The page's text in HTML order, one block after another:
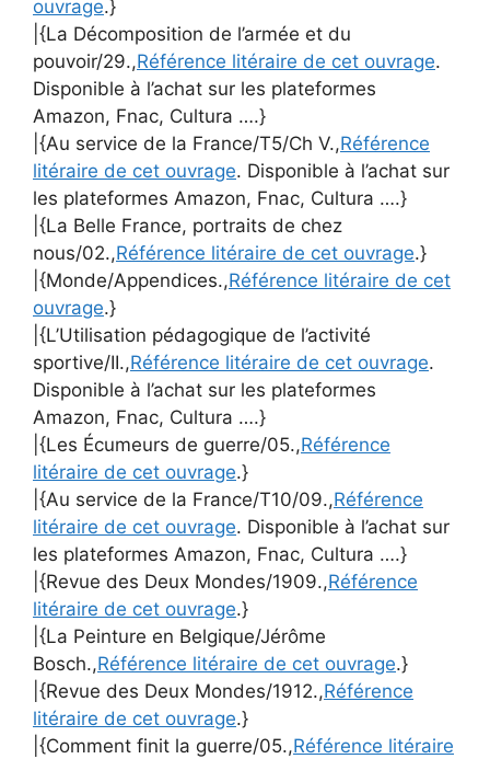
ouvrage.}
|{La Décomposition de l’armée et du
pouvoir/29.,Référence litéraire de cet ouvrage.
Disponible à l’achat sur les plateformes
Amazon, Fnac, Cultura ….}
|{Au service de la France/T5/Ch V.,Référence
litéraire de cet ouvrage. Disponible à l’achat sur
les plateformes Amazon, Fnac, Cultura ….}
|{La Belle France, portraits de chez
nous/02.,Référence litéraire de cet ouvrage.}
|{Monde/Appendices.,Référence litéraire de cet
ouvrage.}
|{L’Utilisation pédagogique de l’activité
sportive/II.,Référence litéraire de cet ouvrage.
Disponible à l’achat sur les plateformes
Amazon, Fnac, Cultura ….}
|{Les Écumeurs de guerre/05.,Référence
litéraire de cet ouvrage.}
|{Au service de la France/T10/09.,Référence
litéraire de cet ouvrage. Disponible à l’achat sur
les plateformes Amazon, Fnac, Cultura ….}
|{Revue des Deux Mondes/1909.,Référence
litéraire de cet ouvrage.}
|{La Peinture en Belgique/Jérôme
Bosch.,Référence litéraire de cet ouvrage.}
|{Revue des Deux Mondes/1912.,Référence
litéraire de cet ouvrage.}
|{Comment finit la guerre/05.,Référence litéraire